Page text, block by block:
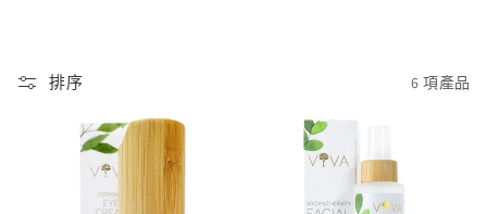
列
排序 6 項產品